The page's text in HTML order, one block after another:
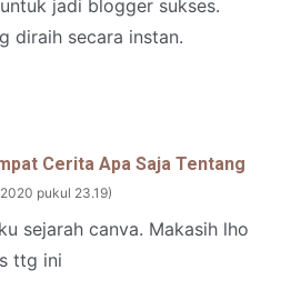
jadi blogger sukses.
diraih secara instan.
Cerita Apa Saja Tentang
pukul 23.19
sejarah canva. Makasih lho
ttg ini